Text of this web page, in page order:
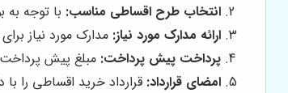
انتخاب طرح اقساطی مناسب: با توجه
ارائه مدارک مورد نیاز: مدارک مورد نیاز
پرداخت پیش پرداخت: مبلغ پیش
امضای قرارداد: قرارداد خرید اقساطی را